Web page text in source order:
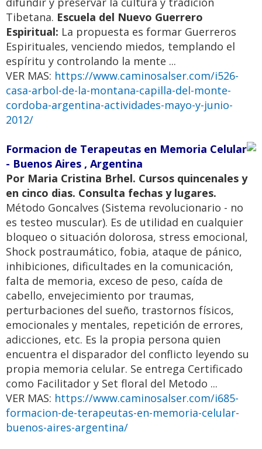
Tibetana. Escuela del Nuevo Guerrero
Espiritual: La propuesta es formar Guerreros
Espirituales, venciendo miedos, templando el
espíritu y controlando la mente ...
VER MAS: https://www.caminosalser.com/i526-
casa-arbol-de-la-montana-capilla-del-monte-
cordoba-argentina-actividades-mayo-y-junio-
2012/
Formacion de Terapeutas en Memoria Celular
- Buenos Aires , Argentina
Por Maria Cristina Brhel. Cursos quincenales y
en cinco dias. Consulta fechas y lugares.
Método Goncalves (Sistema revolucionario - no
es testeo muscular). Es de utilidad en cualquier
bloqueo o situación dolorosa, stress emocional,
Shock postraumático, fobia, ataque de pánico,
inhibiciones, dificultades en la comunicación,
falta de memoria, exceso de peso, caída de
cabello, envejecimiento por traumas,
perturbaciones del sueño, trastornos físicos,
emocionales y mentales, repetición de errores,
adicciones, etc. Es la propia persona quien
encuentra el disparador del conflicto leyendo su
propia memoria celular. Se entrega Certificado
como Facilitador y Set floral del Metodo ...
VER MAS: https://www.caminosalser.com/i685-
formacion-de-terapeutas-en-memoria-celular-
buenos-aires-argentina/